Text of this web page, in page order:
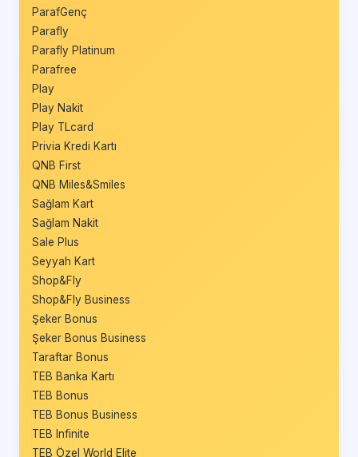
ParafGenç
Parafly
Parafly Platinum
Parafree
Play
Play Nakit
Play TLcard
Privia Kredi Kartı
QNB First
QNB Miles&Smiles
Sağlam Kart
Sağlam Nakit
Sale Plus
Seyyah Kart
Shop&Fly
Shop&Fly Business
Şeker Bonus
Şeker Bonus Business
Taraftar Bonus
TEB Banka Kartı
TEB Bonus
TEB Bonus Business
TEB Infinite
TEB Özel World Elite